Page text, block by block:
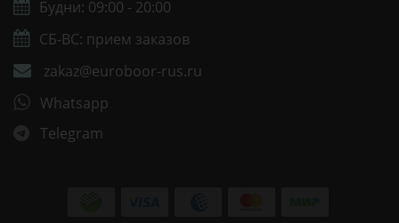
Будни: 09:00 - 20:00
СБ-ВС: прием заказов
zakaz@euroboor-rus.ru
Whatsapp
Telegram